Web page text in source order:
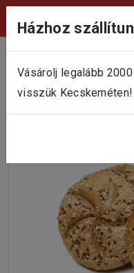
Házhoz
Vásárolj legalább
visszük Kecskeméten!
Viktória